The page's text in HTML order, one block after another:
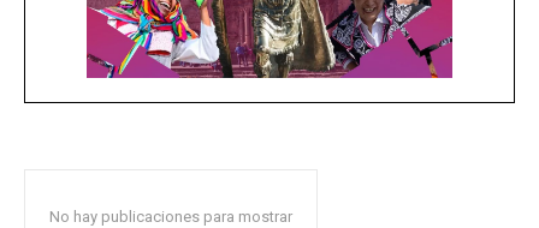
No hay publicaciones para mostrar